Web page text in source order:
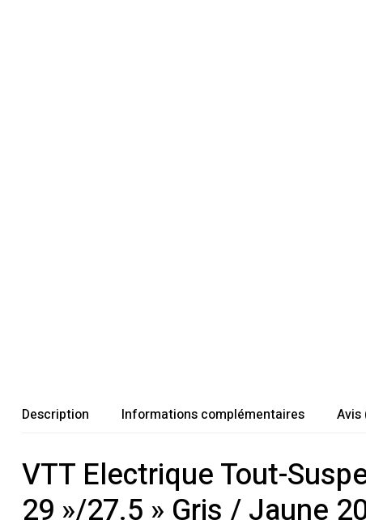
Description Informations complémentaires Avis
VTT Electrique Tout-
29 »/27.5 » Gris / Jaune